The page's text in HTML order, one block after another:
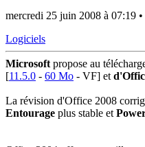
mercredi 25 juin 2008 à 07:19 •
Logiciels
Microsoft propose au
[11.5.0 - 60 Mo - VF] et
La révision d'Office 2008
Entourage plus stable et